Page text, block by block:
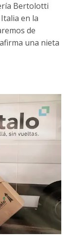
Bertolotti
en la
de
una nieta